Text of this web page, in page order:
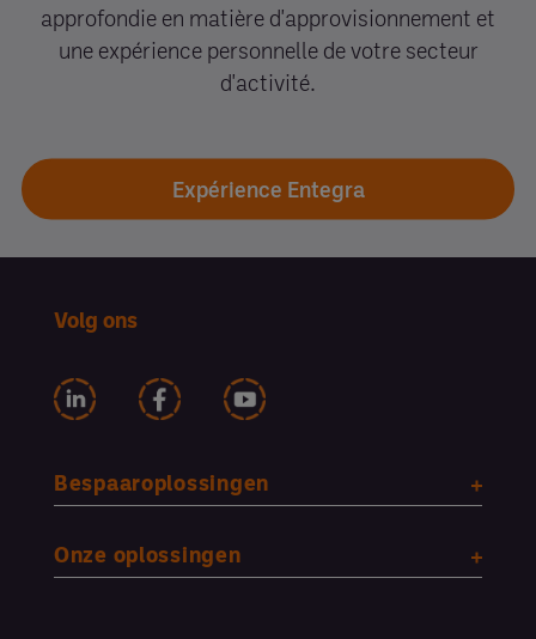
approfondie en matière d'approvisionnement et
une expérience personnelle de votre secteur
d'activité.
Expérience Entegra
Volg ons
Bespaaroplossingen
Onze oplossingen